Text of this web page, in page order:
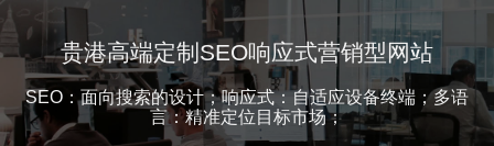
贵港高端定制SEO响应式营销型网站
SEO：面向搜索的设计；响应式：自适应设备终端；多语
言：精准定位目标市场；